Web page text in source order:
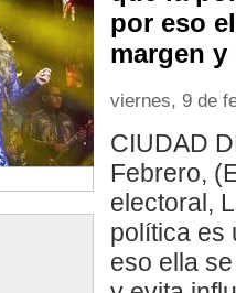
por eso
margen
viernes, 9 de
CIUDAD
Febrero,
electoral,
política es
eso ella